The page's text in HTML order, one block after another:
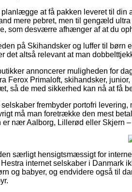
at få pakken leveret til din
mere pebret, men til gengæld
som desværre afhænger af at du
på Skihandsker og luffer til børn
det altså relevant at man
annoncerer muligheden for
Ferox Primaloft, skihandsker,
så de med sikkerhed kan nå at få
selskaber frembyder portofri
må man foretrække den mest
er nær Aalborg, Lillerød eller Skjern
særligt hensigtsmæssigt for
internet selskaber i Danmark
og babyer, og endvidere også til